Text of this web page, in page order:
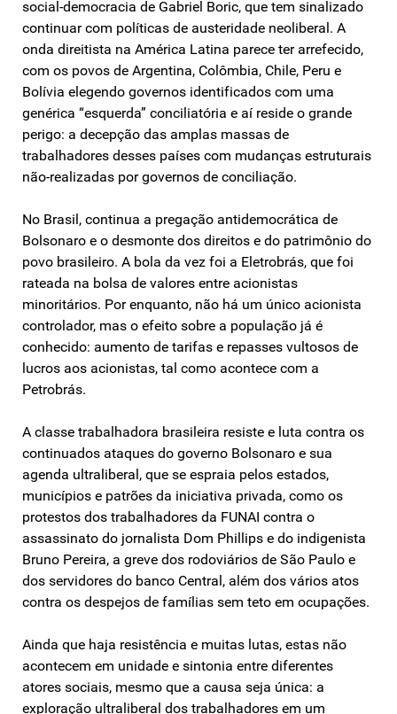
social-democracia de Gabriel Boric, que tem sinalizado
continuar com políticas de austeridade neoliberal. A
onda direitista na América Latina parece ter arrefecido,
com os povos de Argentina, Colômbia, Chile, Peru e
Bolívia elegendo governos identificados com uma
genérica “esquerda” conciliatória e aí reside o grande
perigo: a decepção das amplas massas de
trabalhadores desses países com mudanças estruturais
não-realizadas por governos de conciliação.
No Brasil, continua a pregação antidemocrática de
Bolsonaro e o desmonte dos direitos e do patrimônio do
povo brasileiro. A bola da vez foi a Eletrobrás, que foi
rateada na bolsa de valores entre acionistas
minoritários. Por enquanto, não há um único acionista
controlador, mas o efeito sobre a população já é
conhecido: aumento de tarifas e repasses vultosos de
lucros aos acionistas, tal como acontece com a
Petrobrás.
A classe trabalhadora brasileira resiste e luta contra os
continuados ataques do governo Bolsonaro e sua
agenda ultraliberal, que se espraia pelos estados,
municípios e patrões da iniciativa privada, como os
protestos dos trabalhadores da FUNAI contra o
assassinato do jornalista Dom Phillips e do indigenista
Bruno Pereira, a greve dos rodoviários de São Paulo e
dos servidores do banco Central, além dos vários atos
contra os despejos de famílias sem teto em ocupações.
Ainda que haja resistência e muitas lutas, estas não
acontecem em unidade e sintonia entre diferentes
atores sociais, mesmo que a causa seja única: a
exploração ultraliberal dos trabalhadores em um